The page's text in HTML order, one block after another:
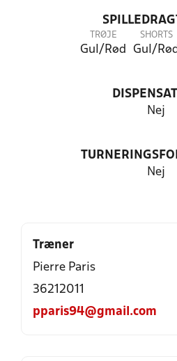
TRØJE
Gul/Rød
SHORTS
Gul/Rød
Nej
Nej
Træner
Pierre Paris
36212011
pparis94@gmail.com